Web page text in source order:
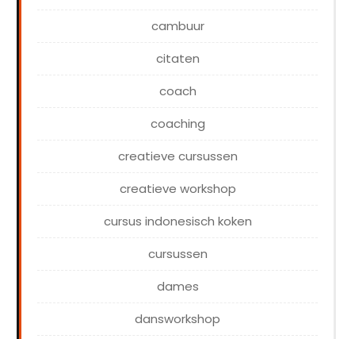
cambuur
citaten
coach
coaching
creatieve cursussen
creatieve workshop
cursus indonesisch koken
cursussen
dames
dansworkshop